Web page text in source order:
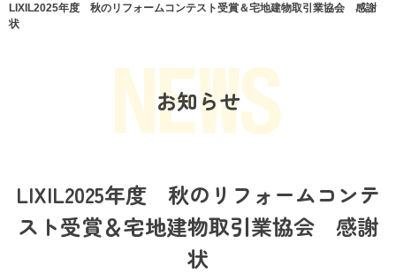
LIXIL2025年度 秋のリフォームコンテスト受賞＆宅地建物取引業協会 感謝
状
お知らせ
LIXIL2025年度 秋のリフォームコンテ
スト受賞＆宅地建物取引業協会 感謝
状